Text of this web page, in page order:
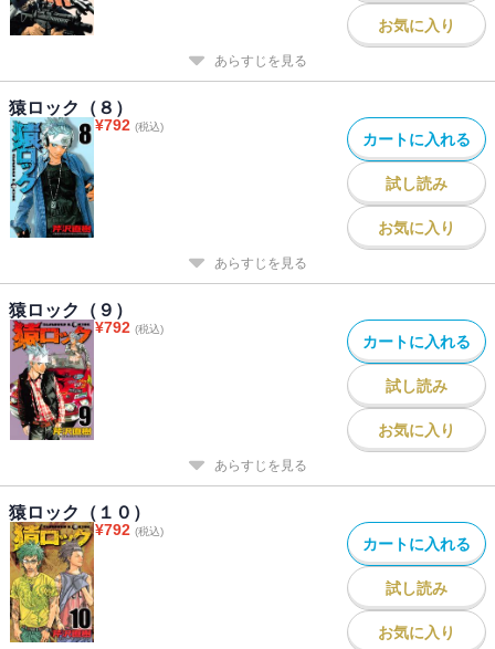
お気に入り
あらすじを見る
猿ロック（８）
¥792 (税込)
カートに入れる
試し読み
お気に入り
あらすじを見る
猿ロック（９）
¥792 (税込)
カートに入れる
試し読み
お気に入り
あらすじを見る
猿ロック（１０）
¥792 (税込)
カートに入れる
試し読み
お気に入り